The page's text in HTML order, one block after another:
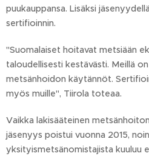
puukauppansa. Lisäksi
sertifioinnin.
"Suomalaiset hoitavat metsiään
taloudellisesti kestävästi. Meillä
metsänhoidon käytännöt.
myös muille", Tiirola toteaa.
Vaikka lakisääteinen
jäsenyys poistui vuonna 2015,
yksityismetsänomistajista kuuluu